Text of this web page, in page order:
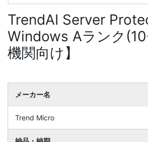
TrendAI Server
Windows Aランク
機関向け】
メーカー名
Trend Micro